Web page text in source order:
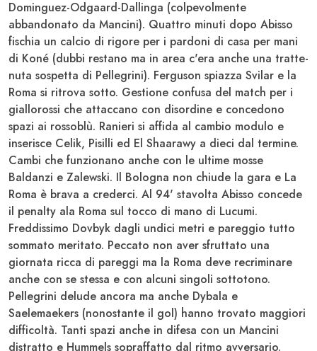
Dominguez-Odgaard-Dallinga (colpevolmente
abbandonato da Mancini). Quattro minuti dopo Abisso
fischia un calcio di rigore per i pardoni di casa per mani
di Koné (dubbi restano ma in area c'era anche una tratte-
nuta sospetta di Pellegrini). Ferguson spiazza Svilar e la
Roma si ritrova sotto. Gestione confusa del match per i
giallorossi che attaccano con disordine e concedono
spazi ai rossoblù. Ranieri si affida al cambio modulo e
inserisce Celik, Pisilli ed El Shaarawy a dieci dal termine.
Cambi che funzionano anche con le ultime mosse
Baldanzi e Zalewski. Il Bologna non chiude la gara e La
Roma è brava a crederci. Al 94' stavolta Abisso concede
il penalty ala Roma sul tocco di mano di Lucumi.
Freddissimo Dovbyk dagli undici metri e pareggio tutto
sommato meritato. Peccato non aver sfruttato una
giornata ricca di pareggi ma la Roma deve recriminare
anche con se stessa e con alcuni singoli sottotono.
Pellegrini delude ancora ma anche Dybala e
Saelemaekers (nonostante il gol) hanno trovato maggiori
difficoltà. Tanti spazi anche in difesa con un Mancini
distratto e Hummels sopraffatto dal ritmo avversario.